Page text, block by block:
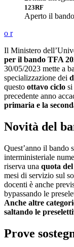
123RF
Aperto il
o r
Il Ministero
per il bando TFA
30/05/2023 mette a
specializzazione dei
questo ottavo ciclo si
precedente anno
primaria e la
Novità del
Quest’anno il bando
interministeriale
riserva una quota
mesi di servizio sul
docenti è anche
bypassando le
Anche altre
saltando le
Prove